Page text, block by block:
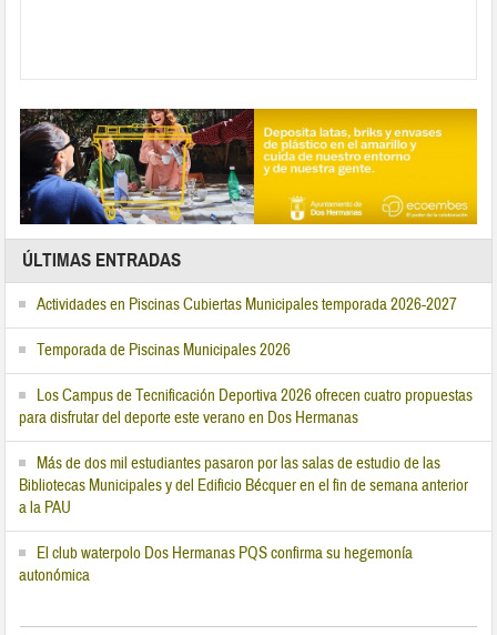
ÚLTIMAS ENTRADAS
Actividades en Piscinas Cubiertas Municipales temporada 2026-2027
Temporada de Piscinas Municipales 2026
Los Campus de Tecnificación Deportiva 2026 ofrecen cuatro propuestas
para disfrutar del deporte este verano en Dos Hermanas
Más de dos mil estudiantes pasaron por las salas de estudio de las
Bibliotecas Municipales y del Edificio Bécquer en el fin de semana anterior
a la PAU
El club waterpolo Dos Hermanas PQS confirma su hegemonía
autonómica